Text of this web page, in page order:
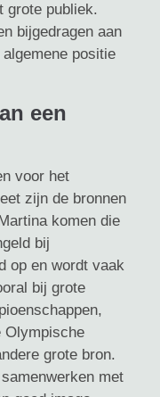
grote publiek.
bijgedragen aan
positie
een
voor het
zijn de bronnen
komen die
bij
op en wordt vaak
bij grote
Olympische
grote bron.
met